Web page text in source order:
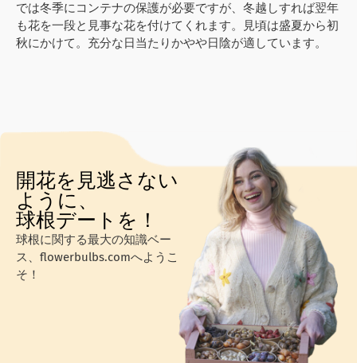
では冬季にコンテナの保護が必要ですが、冬越しすれば翌年
も花を一段と見事な花を付けてくれます。見頃は盛夏から初
秋にかけて。充分な日当たりかやや日陰が適しています。
開花を見逃さない
ように、
球根デートを！
球根に関する最大の知識ベー
ス、flowerbulbs.comへようこ
そ！